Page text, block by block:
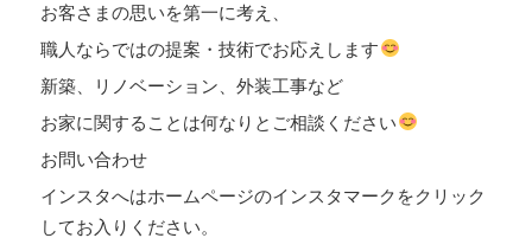
お客さまの思いを第一に考え、
職人ならではの提案・技術でお応えします
新築、リノベーション、外装工事など
お家に関することは何なりとご相談ください
お問い合わせ
インスタへはホームページのインスタマークをクリック
してお入りください。